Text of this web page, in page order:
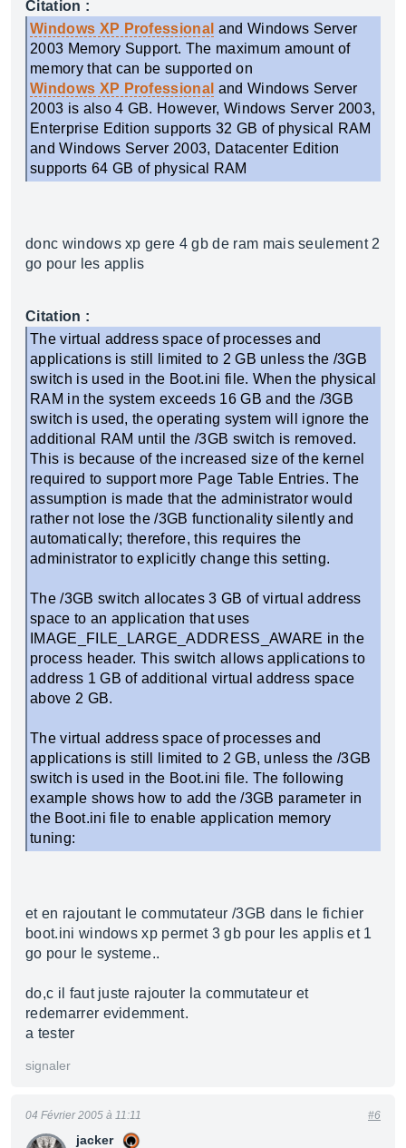
Citation :
Windows XP Professional and Windows Server
2003 Memory Support. The maximum amount of
memory that can be supported on
Windows XP Professional and Windows Server
2003 is also 4 GB. However, Windows Server 2003,
Enterprise Edition supports 32 GB of physical RAM
and Windows Server 2003, Datacenter Edition
supports 64 GB of physical RAM
donc windows xp gere 4 gb de ram mais seulement 2
go pour les applis
Citation :
The virtual address space of processes and
applications is still limited to 2 GB unless the /3GB
switch is used in the Boot.ini file. When the physical
RAM in the system exceeds 16 GB and the /3GB
switch is used, the operating system will ignore the
additional RAM until the /3GB switch is removed.
This is because of the increased size of the kernel
required to support more Page Table Entries. The
assumption is made that the administrator would
rather not lose the /3GB functionality silently and
automatically; therefore, this requires the
administrator to explicitly change this setting.
The /3GB switch allocates 3 GB of virtual address
space to an application that uses
IMAGE_FILE_LARGE_ADDRESS_AWARE in the
process header. This switch allows applications to
address 1 GB of additional virtual address space
above 2 GB.
The virtual address space of processes and
applications is still limited to 2 GB, unless the /3GB
switch is used in the Boot.ini file. The following
example shows how to add the /3GB parameter in
the Boot.ini file to enable application memory
tuning:
et en rajoutant le commutateur /3GB dans le fichier
boot.ini windows xp permet 3 gb pour les applis et 1
go pour le systeme..
do,c il faut juste rajouter la commutateur et
redemarrer evidemment.
a tester
signaler
jacker
04 Février 2005 à 11:11 #6